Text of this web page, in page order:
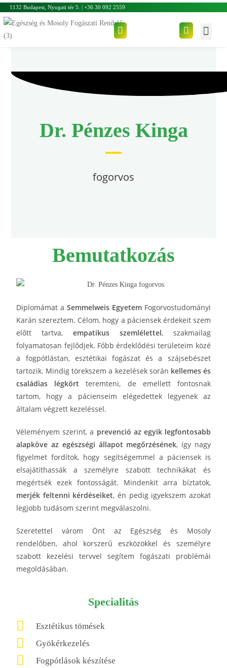
1132 Budapest, Nyugati tér 5. | +36 30 092 2559
Dr. Pénzes Kinga
fogorvos
Bemutatkozás
Diplomámat a Semmelweis EgyetemFogorvostudományi
Karán szereztem. Célom, hogy a páciensek érdekeit szem
előtt tartva, empatikus szemlélettel, szakmailag
folyamatosan fejlődjek. Főbb érdeklődési területeim közé
a fogpótlástan, esztétikai fogászat és a szájsebészet
tartozik. Mindig törekszem a kezelések során kellemes és
családias légkört teremteni, de emellett fontosnak
tartom, hogy a pácienseim elégedettek legyenek az
általam végzett kezeléssel.
Véleményem szerint, a prevenció az egyik legfontosabb
alapköve az egészségi állapot megőrzésének, így nagy
figyelmet fordítok, hogy segítségemmel a páciensek is
elsajátíthassák a személyre szabott technikákat és
megértsék ezek fontosságát. Mindenkit arra bíztatok,
merjék feltenni kérdéseiket, én pedig igyekszem azokat
legjobb tudásom szerint megválaszolni.
Szeretettel várom Önt az Egészség és Mosoly
rendelőben, ahol korszerű eszközökkel és személyre
szabott kezelési tervvel segítem fogászati problémái
megoldásában.
Specialitás
Esztétikus tömések
Gyökérkezelés
Fogpótlások készítése